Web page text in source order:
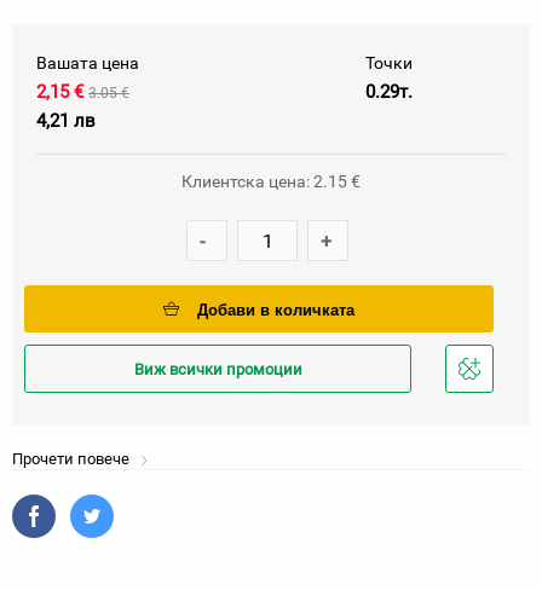
Вашата цена
2,15 € 3.05 €
4,21 лв
Точки
0.29т.
Клиентска цена: 2.15 €
- +
Добави в количката
Виж всички промоции
Добави
Прочети повече